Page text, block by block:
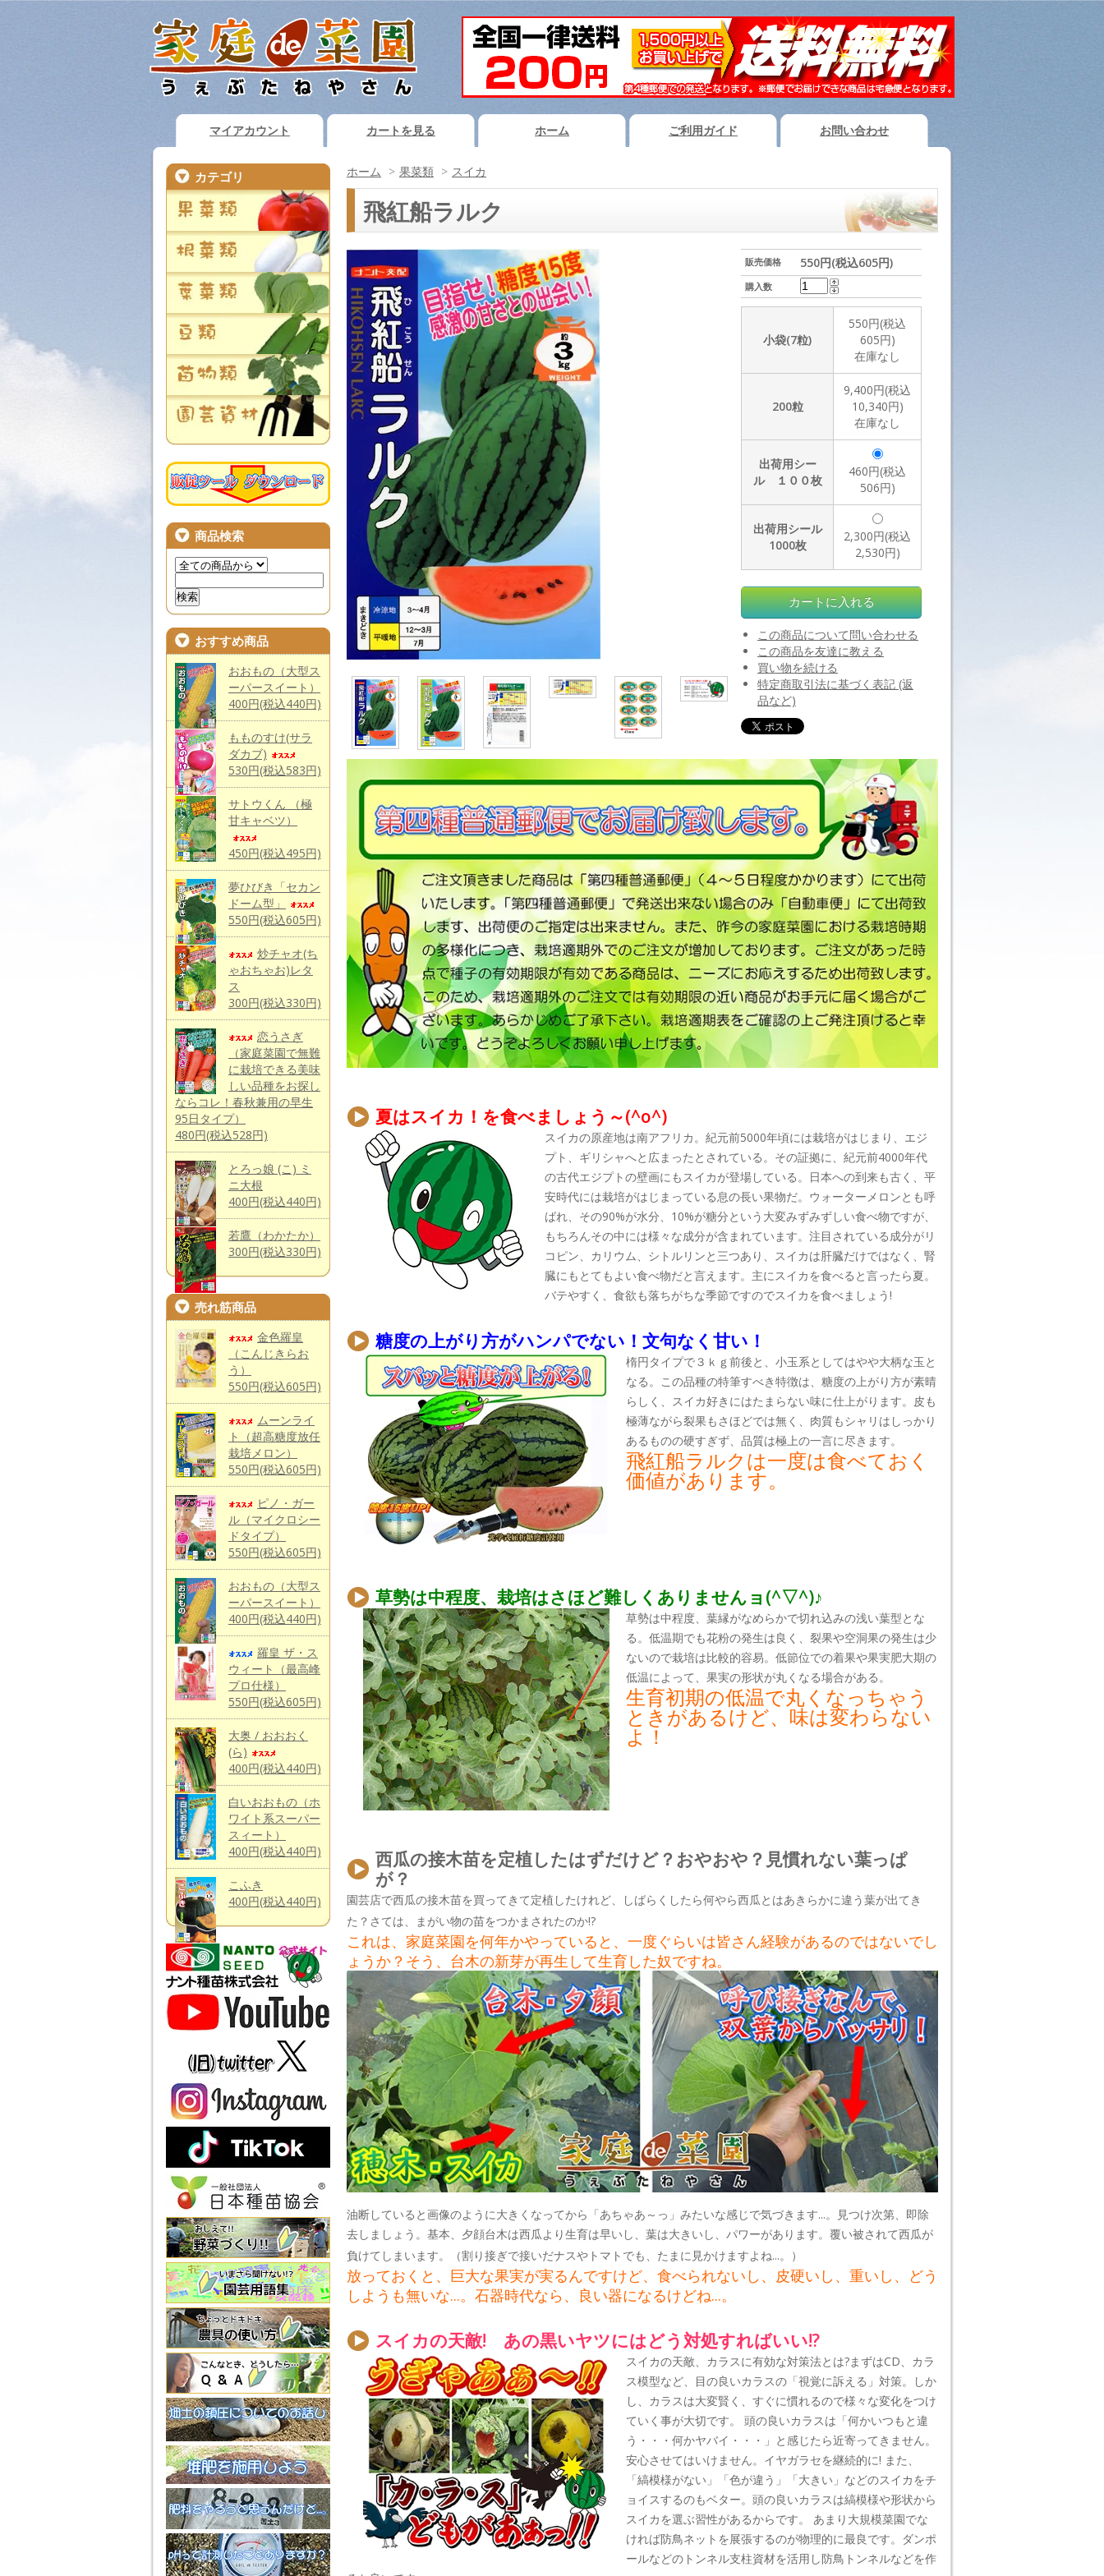
マイアカウント カートを見る ホーム ご利用ガイド お問い合わせ
ホーム > 果菜類 > スイカ
飛紅船ラルク
販売価格 550円(税込605円)
購入数
小袋(7粒)
550円(税込
605円)
在庫なし
200粒
9,400円(税込
10,340円)
在庫なし
出荷用シー
ル １００枚
460円(税込
506円)
出荷用シール
1000枚
2,300円(税込
2,530円)
この商品について問い合わせる
この商品を友達に教える
買い物を続ける
特定商取引法に基づく表記 (返
品など)
夏はスイカ！を食べましょう～(^o^)
スイカの原産地は南アフリカ。紀元前5000年頃には栽培がはじまり、エジ
プト、ギリシャへと広まったとされている。その証拠に、紀元前4000年代
の古代エジプトの壁画にもスイカが登場している。日本への到来も古く、平
安時代には栽培がはじまっている息の長い果物だ。ウォーターメロンとも呼
ばれ、その90%が水分、10%が糖分という大変みずみずしい食べ物ですが、
もちろんその中には様々な成分が含まれています。注目されている成分がリ
コピン、カリウム、シトルリンと三つあり、スイカは肝臓だけではなく、腎
臓にもとてもよい食べ物だと言えます。主にスイカを食べると言ったら夏。
バテやすく、食欲も落ちがちな季節ですのでスイカを食べましょう!
糖度の上がり方がハンパでない！文句なく甘い！
楕円タイプで３ｋｇ前後と、小玉系としてはやや大柄な玉と
なる。この品種の特筆すべき特徴は、糖度の上がり方が素晴
らしく、スイカ好きにはたまらない味に仕上がります。皮も
極薄ながら裂果もさほどでは無く、肉質もシャリはしっかり
あるものの硬すぎず、品質は極上の一言に尽きます。
飛紅船ラルクは一度は食べておく
価値があります。
草勢は中程度、栽培はさほど難しくありませんョ(^▽^)♪
草勢は中程度、葉縁がなめらかで切れ込みの浅い葉型とな
る。低温期でも花粉の発生は良く、裂果や空洞果の発生は少
ないので栽培は比較的容易。低節位での着果や果実肥大期の
低温によって、果実の形状が丸くなる場合がある。
生育初期の低温で丸くなっちゃう
ときがあるけど、味は変わらない
よ！
西瓜の接木苗を定植したはずだけど？おやおや？見慣れない葉っぱ
が？
園芸店で西瓜の接木苗を買ってきて定植したけれど、しばらくしたら何やら西瓜とはあきらかに違う葉が出てき
た？さては、まがい物の苗をつかまされたのか!?
これは、家庭菜園を何年かやっていると、一度ぐらいは皆さん経験があるのではないでし
ょうか？そう、台木の新芽が再生して生育した奴ですね。
油断していると画像のように大きくなってから「あちゃあ～っ」みたいな感じで気づきます...。見つけ次第、即除
去しましょう。基本、夕顔台木は西瓜より生育は早いし、葉は大きいし、パワーがあります。覆い被されて西瓜が
負けてしまいます。（割り接ぎで接いだナスやトマトでも、たまに見かけますよね...。）
放っておくと、巨大な果実が実るんですけど、食べられないし、皮硬いし、重いし、どう
しようも無いな...。石器時代なら、良い器になるけどね...。
スイカの天敵! あの黒いヤツにはどう対処すればいい!?
スイカの天敵、カラスに有効な対策法とは?まずはCD、カラ
ス模型など、目の良いカラスの「視覚に訴える」対策。しか
し、カラスは大変賢く、すぐに慣れるので様々な変化をつけ
ていく事が大切です。 頭の良いカラスは「何かいつもと違
う・・・何かヤバイ・・・」と感じたら近寄ってきません。
安心させてはいけません。イヤガラセを継続的に! また、
「縞模様がない」「色が違う」「大きい」などのスイカをチ
ョイスするのもベター。頭の良いカラスは縞模様や形状から
スイカを選ぶ習性があるからです。 あまり大規模菜園でな
ければ防鳥ネットを展張するのが物理的に最良です。ダンポ
ールなどのトンネル支柱資材を活用し防鳥トンネルなどを作
カテゴリ
商品検索
おすすめ商品
おおもの（大型ス
ーパースイート）
400円(税込440円)
もものすけ(サラ
ダカブ)
530円(税込583円)
サトウくん （極
甘キャベツ）
450円(税込495円)
夢ひびき「セカン
ドーム型」
550円(税込605円)
炒チャオ(ち
ゃおちゃお)レタ
ス
300円(税込330円)
恋うさぎ
（家庭菜園で無難
に栽培できる美味
しい品種をお探し
ならコレ！春秋兼用の早生
95日タイプ）
480円(税込528円)
とろっ娘 (こ) ミ
ニ大根
400円(税込440円)
若鷹（わかたか）
300円(税込330円)
売れ筋商品
金色羅皇
（こんじきらお
う）
550円(税込605円)
ムーンライ
ト（超高糖度放任
栽培メロン）
550円(税込605円)
ピノ・ガー
ル（マイクロシー
ドタイプ）
550円(税込605円)
おおもの（大型ス
ーパースイート）
400円(税込440円)
羅皇 ザ・ス
ウィート（最高峰
プロ仕様）
550円(税込605円)
大奥 / おおおく
(ら)
400円(税込440円)
白いおおもの（ホ
ワイト系スーパー
スィート）
400円(税込440円)
こふき
400円(税込440円)